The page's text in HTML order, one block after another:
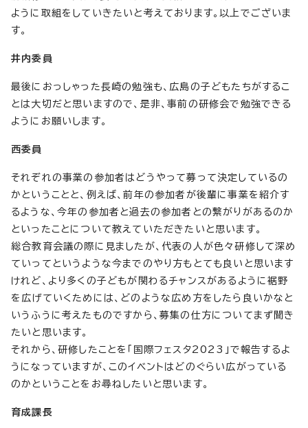
ように取組をしていきたいと考えております。以上でございま
す。
井内委員
最後におっしゃった長崎の勉強も、広島の子どもたちがするこ
とは大切だと思いますので、是非、事前の研修会で勉強できる
ようにお願いします。
西委員
それぞれの事業の参加者はどうやって募って決定しているの
かということと、例えば、前年の参加者が後輩に事業を紹介す
るような、今年の参加者と過去の参加者との繋がりがあるのか
といったことについて教えていただきたいと思います。
総合教育会議の際に見ましたが、代表の人が色々研修して深め
ていってというような今までのやり方もとても良いと思います
けれど、より多くの子どもが関わるチャンスがあるように裾野
を広げていくためには、どのような広め方をしたら良いかなと
いうふうに考えたものですから、募集の仕方についてまず聞き
たいと思います。
それから、研修したことを「国際フェスタ2023」で報告するよ
うになっていますが、このイベントはどのぐらい広がっている
のかということをお尋ねしたいと思います。
育成課長